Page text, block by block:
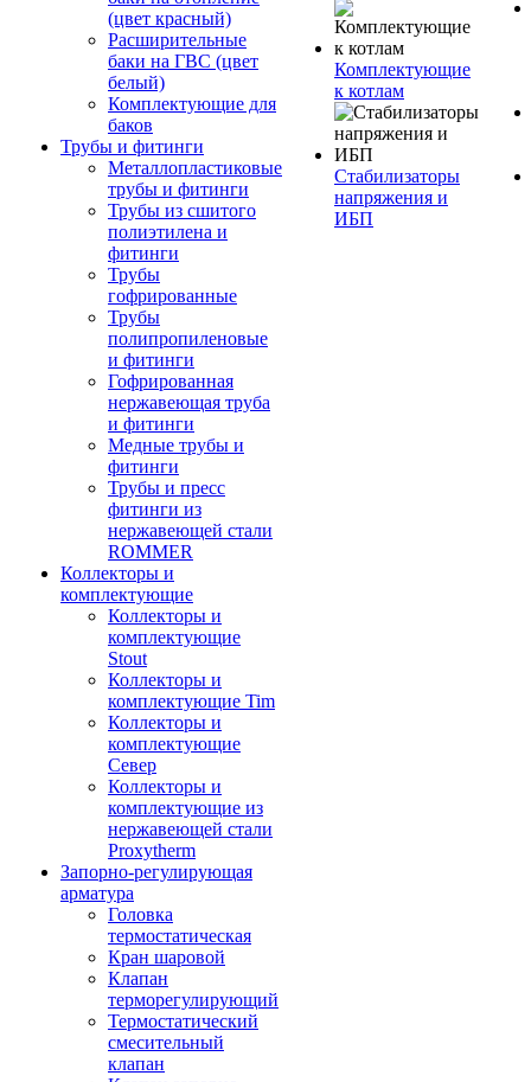
(цвет красный)
Расширительные
баки на ГВС (цвет
белый)
Комплектующие для
баков
Трубы и фитинги
Металлопластиковые
трубы и фитинги
Трубы из сшитого
полиэтилена и
фитинги
Трубы
гофрированные
Трубы
полипропиленовые
и фитинги
Гофрированная
нержавеющая труба
и фитинги
Медные трубы и
фитинги
Трубы и пресс
фитинги из
нержавеющей стали
ROMMER
Коллекторы и
комплектующие
Коллекторы и
комплектующие
Stout
Коллекторы и
комплектующие Tim
Коллекторы и
комплектующие
Север
Коллекторы и
комплектующие из
нержавеющей стали
Proxytherm
Запорно-регулирующая
арматура
Головка
термостатическая
Кран шаровой
Клапан
терморегулирующий
Термостатический
смесительный
клапан
Комплектующие
к котлам
Стабилизаторы
напряжения и
ИБП